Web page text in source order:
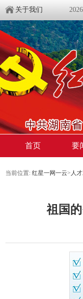
关于我们
首页 要
当前位置: 红星一网一云> 人
祖国